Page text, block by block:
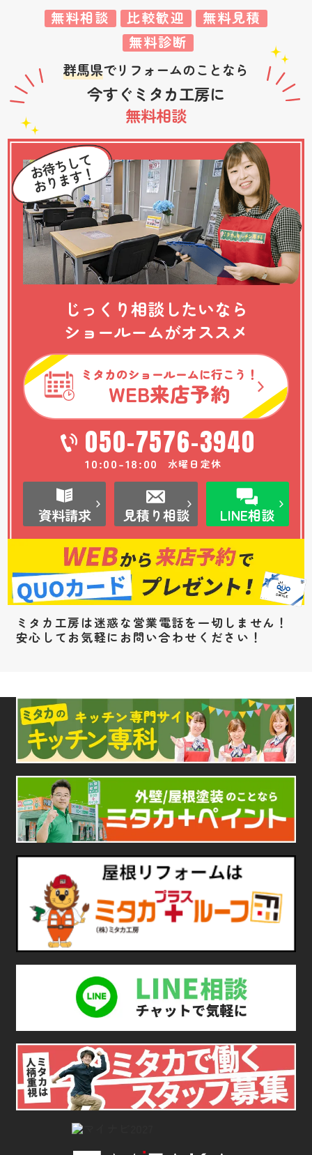
無料相談 比較歓迎
無料見積
無料診断
群馬県でリフォームのことなら
今すぐミタカ工房に
無料相談
じっくり相談したいなら
ショールームがオススメ
ミタカのショールームに行こう！
WEB来店予約
050-7576-3940
10:00-18:00 水曜日定休
資料請求 見積り相談 LINE相談
ミタカ工房は迷惑な営業電話を一切しません！
安心してお気軽にお問い合わせください！